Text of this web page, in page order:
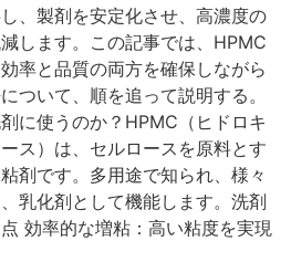
、製剤を安定化させ、高濃度の
します。この記事では、HPMC
率と品質の両方を確保しながら
ついて、順を追って説明する。
に使うのか？HPMC（ヒドロキ
ス）は、セルロースを原料とす
剤です。多用途で知られ、様々
乳化剤として機能します。洗剤
効率的な増粘：高い粘度を実現